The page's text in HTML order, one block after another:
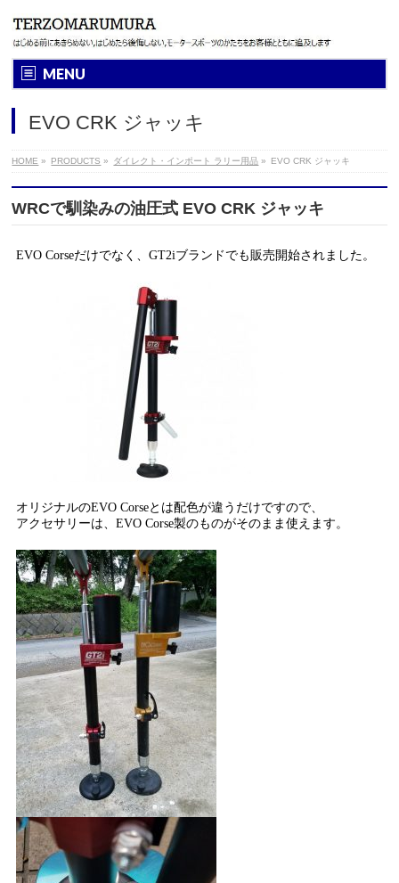
MENU
EVO CRK ジャッキ
HOME » PRODUCTS » ダイレクト・インポート ラリー用品 » EVO CRK ジャッキ
WRCで馴染みの油圧式 EVO CRK ジャッキ
EVO Corseだけでなく、GT2iブランドでも販売開始されました。
オリジナルのEVO Corseとは配色が違うだけですので、
アクセサリーは、EVO Corse製のものがそのまま使えます。